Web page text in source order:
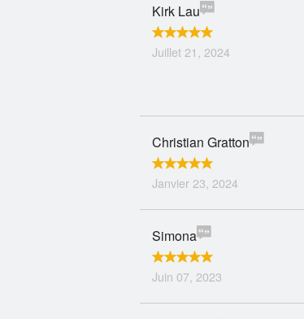
Kirk Lau
Juillet 21, 2024
Christian Gratton
Janvier 23, 2024
Simona
Juin 07, 2023